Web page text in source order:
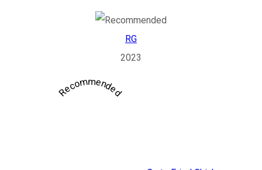
RG
2023
Recommended